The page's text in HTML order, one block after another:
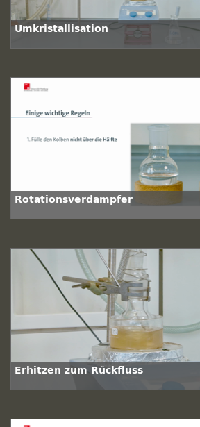
Umkristallisation
Rotationsverdampfer
Erhitzen zum Rückfluss